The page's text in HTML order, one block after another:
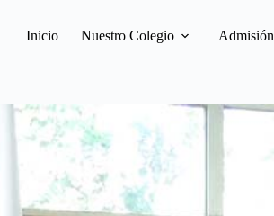
Inicio Nuestro Colegio Admisión